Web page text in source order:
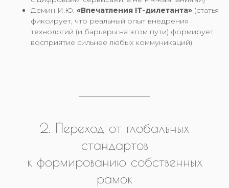
Демин И.Ю. «Впечатления IT-дилетанта» (статья
фиксирует, что реальный опыт внедрения
технологий (и барьеры на этом пути) формирует
восприятие сильнее любых коммуникаций)
2. Переход от глобальных
стандартов
к формированию собственных
рамок